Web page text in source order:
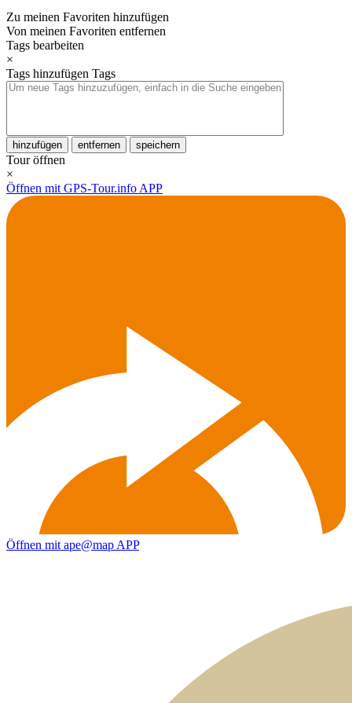
Zu meinen Favoriten hinzufügen
Von meinen Favoriten entfernen
Tags bearbeiten
×
Tags hinzufügen Tags
hinzufügen entfernen speichern
Tour öffnen
×
Öffnen mit GPS-Tour.info APP
Öffnen mit ape@map APP